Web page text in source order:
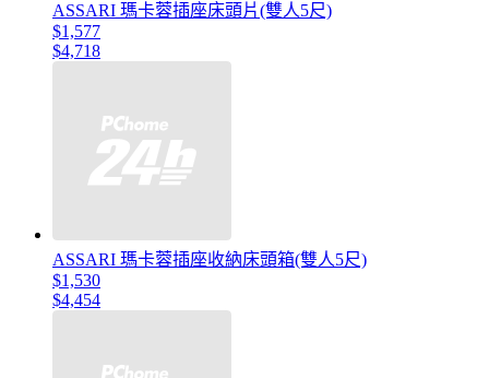
ASSARI 瑪卡蓉插座床頭片(雙人5尺)
$1,577
$4,718
ASSARI 瑪卡蓉插座收納床頭箱(雙人5尺)
$1,530
$4,454